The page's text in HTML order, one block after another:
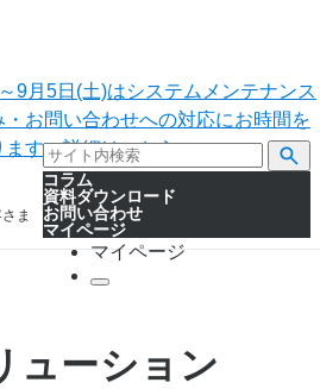
9月5日(土)はシステムメンテナンス
お問い合わせへの対応にお時間を
す。詳細はこちら。
ま
コラム
資料ダウンロード
お問い合わせ
マイページ
マイページ
ューション